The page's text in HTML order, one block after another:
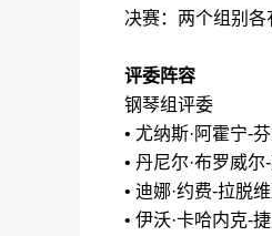
决赛：两个组别各
评委阵容
钢琴组评委
• 尤纳斯·阿霍宁-
• 丹尼尔·布罗威尔
• 迪娜·约费-拉脱
• 伊沃·卡哈内克-